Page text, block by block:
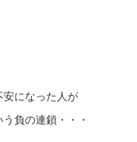
安になった人が
負の連鎖・・・